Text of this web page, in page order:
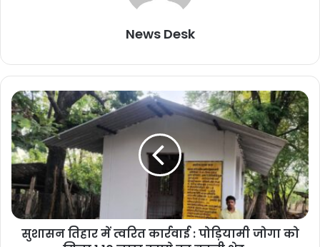
News Desk
सुशासन तिहार में त्वरित कार्रवाई : पोड़ियामी जोगा को